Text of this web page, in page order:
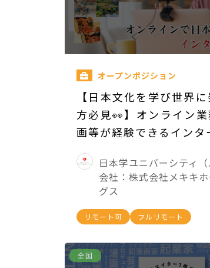
オープンポジション
【日本文化を学び世界
方必見👀】オンライン
画等が経験できるインタ
日本学ユニバーシティ
会社：株式会社メキキ
グス
リモート可 フルリモート
全国